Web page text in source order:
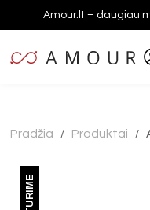
Amour.lt – daugiau
Pradžia / Produktai /